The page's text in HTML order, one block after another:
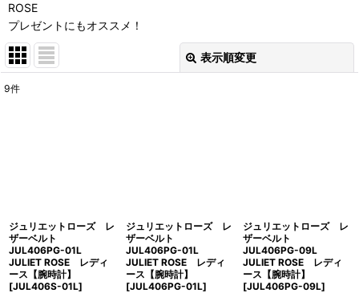
ROSE
プレゼントにもオススメ！
表示順変更
9件
ジュリエットローズ レ
ザーベルト
JUL406PG-01L
JULIET ROSE レディ
ース【腕時計】
[JUL406S-01L]
ジュリエットローズ レ
ザーベルト
JUL406PG-01L
JULIET ROSE レディ
ース【腕時計】
[JUL406PG-01L]
ジュリエットローズ レ
ザーベルト
JUL406PG-09L
JULIET ROSE レディ
ース【腕時計】
[JUL406PG-09L]